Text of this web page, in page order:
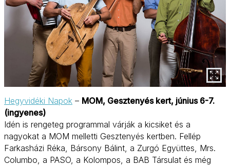
Hegyvidéki Napok – MOM, Gesztenyés kert, június 6-7.
(ingyenes)
Idén is rengeteg programmal várják a kicsiket és a
nagyokat a MOM melletti Gesztenyés kertben. Fellép
Farkasházi Réka, Bársony Bálint, a Zurgó Együttes, Mrs.
Columbo, a PASO, a Kolompos, a BAB Társulat és még